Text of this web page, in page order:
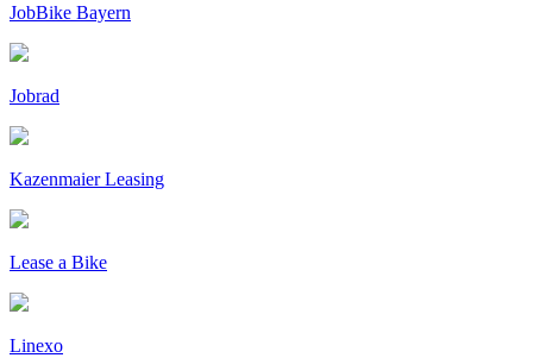
JobBike Bayern
Jobrad
Kazenmaier Leasing
Lease a Bike
Linexo